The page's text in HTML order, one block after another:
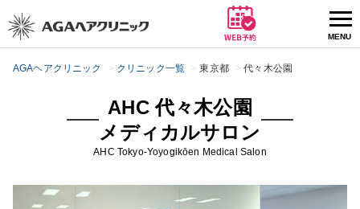
AGAヘアクリニック クリニック一覧 東京都 代々木公園
AHC 代々木公園
メディカルサロン
AHC Tokyo-Yoyogikōen Medical Salon